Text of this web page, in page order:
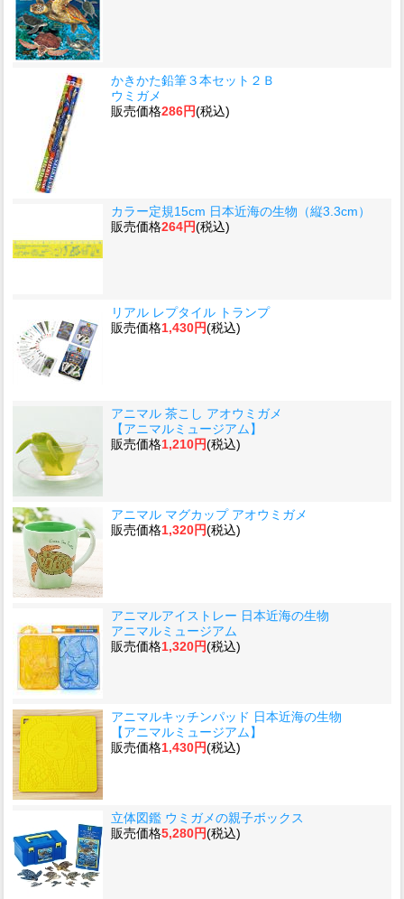
かきかた鉛筆３本セット２Ｂ
ウミガメ
販売価格286円(税込)
カラー定規15cm 日本近海の生物（縦3.3cm）
販売価格264円(税込)
リアル レプタイル トランプ
販売価格1,430円(税込)
アニマル 茶こし アオウミガメ
【アニマルミュージアム】
販売価格1,210円(税込)
アニマル マグカップ アオウミガメ
販売価格1,320円(税込)
アニマルアイストレー 日本近海の生物
アニマルミュージアム
販売価格1,320円(税込)
アニマルキッチンパッド 日本近海の生物
【アニマルミュージアム】
販売価格1,430円(税込)
立体図鑑 ウミガメの親子ボックス
販売価格5,280円(税込)